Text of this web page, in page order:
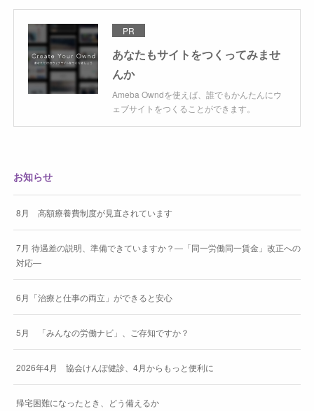
PR
あなたもサイトをつくってみませ
んか
Ameba Owndを使えば、誰でもかんたんにウ
ェブサイトをつくることができます。
お知らせ
8月 高額療養費制度が見直されています
7月 待遇差の説明、準備できていますか？―「同一労働同一賃金」改正への
対応―
6月「治療と仕事の両立」ができると安心
5月 「みんなの労働ナビ」、ご存知ですか？
2026年4月 協会けんぽ健診、4月からもっと便利に
帰宅困難になったとき、どう備えるか